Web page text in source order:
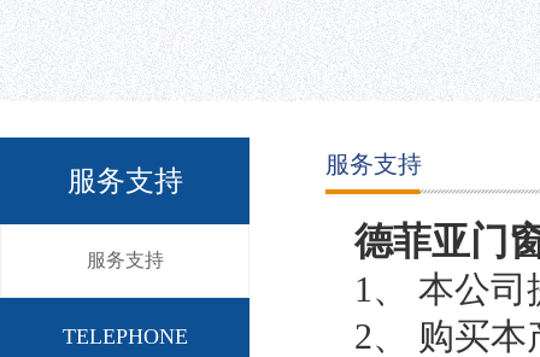
服务支持
服务支持
TELEPHONE
服务支持
德菲亚门
1、 本公
2、 购买